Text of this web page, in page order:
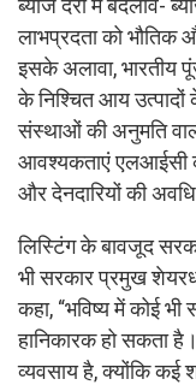
ब्याज दरों में बदलाव-
लाभप्रदता को
इसके अलावा, भारतीय
के निश्चित आय
संस्थाओं की अनुमति
आवश्यकताएं एलआईसी
और देनदारियों की
लिस्टिंग के बावजूद
भी सरकार प्रमुख
कहा, “भविष्य में कोई
हानिकारक हो सकता
व्यवसाय है, क्योंकि कई